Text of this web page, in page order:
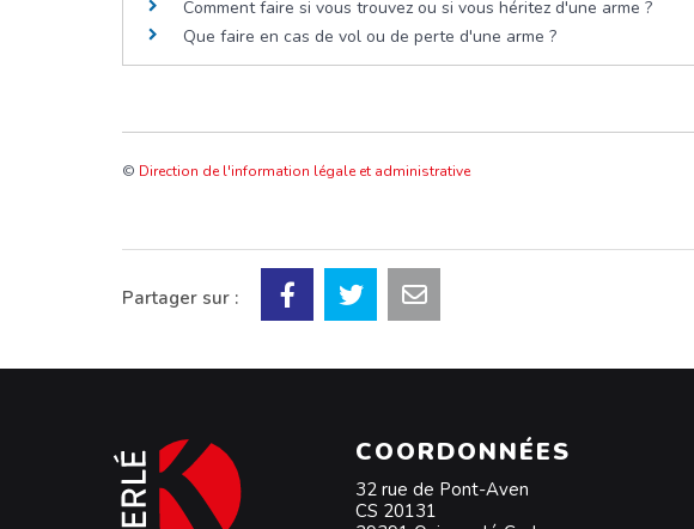
Comment faire si vous trouvez ou si vous héritez d'une arme ?
Que faire en cas de vol ou de perte d'une arme ?
© Direction de l'information légale et administrative
Partager sur :
COORDONNÉES
32 rue de Pont-Aven
CS 20131